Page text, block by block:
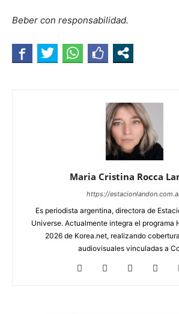
Beber con responsabilidad.
Maria Cristina Rocca
https://
Es periodista argentina, directora de
Universe. Actualmente integra el programa
2026 de Korea.net, realizando
audiovisuales vinculadas a